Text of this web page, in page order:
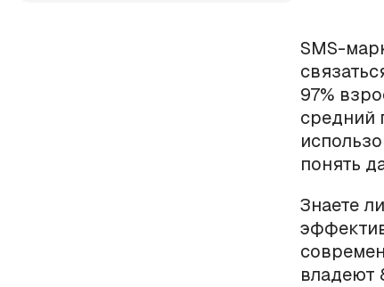
SMS-
97%
средний
понять
Знаете
владеют